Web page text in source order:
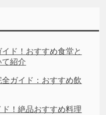
ド！おすすめ食堂と
て紹介
ガイド：おすすめ飲
！絶品おすすめ料理